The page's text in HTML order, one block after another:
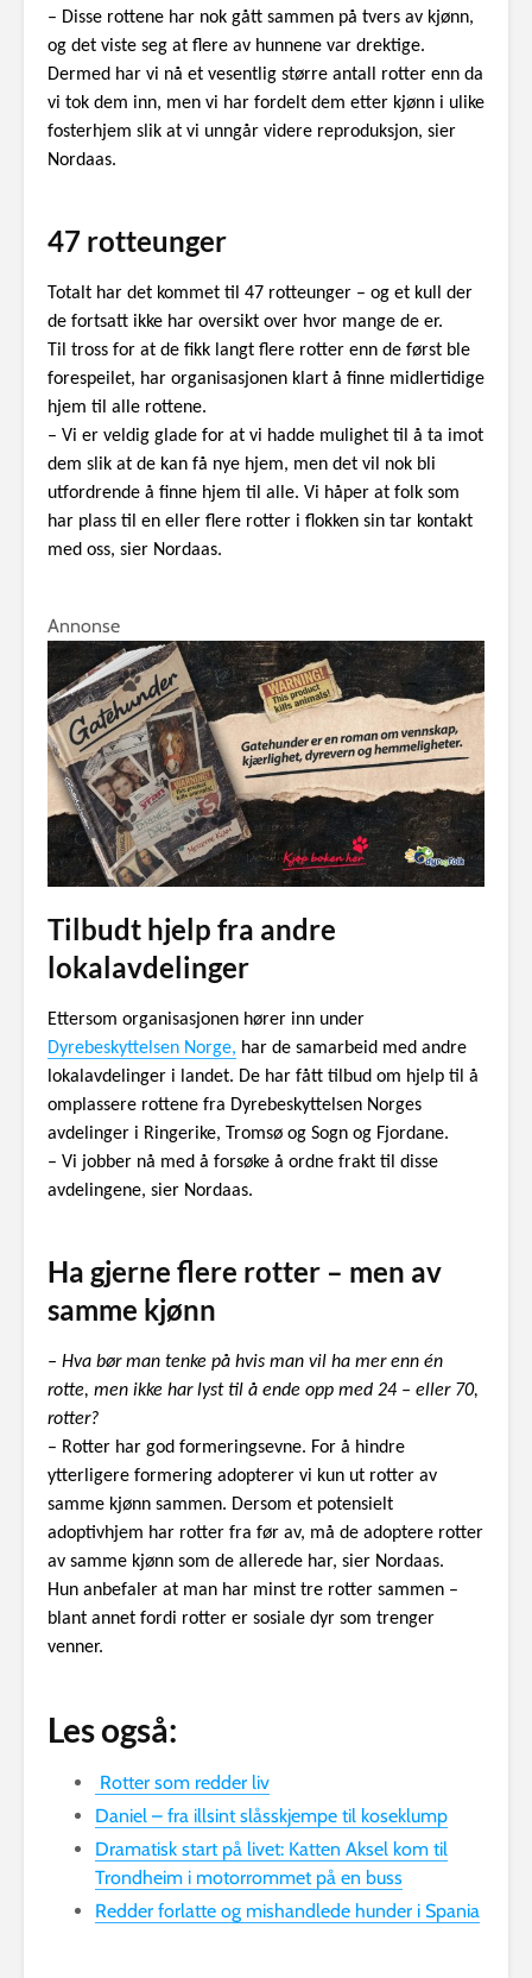
– Disse rottene har nok gått sammen på tvers av kjønn,
og det viste seg at flere av hunnene var drektige.
Dermed har vi nå et vesentlig større antall rotter enn da
vi tok dem inn, men vi har fordelt dem etter kjønn i ulike
fosterhjem slik at vi unngår videre reproduksjon, sier
Nordaas.
47 rotteunger
Totalt har det kommet til 47 rotteunger – og et kull der
de fortsatt ikke har oversikt over hvor mange de er.
Til tross for at de fikk langt flere rotter enn de først ble
forespeilet, har organisasjonen klart å finne midlertidige
hjem til alle rottene.
– Vi er veldig glade for at vi hadde mulighet til å ta imot
dem slik at de kan få nye hjem, men det vil nok bli
utfordrende å finne hjem til alle. Vi håper at folk som
har plass til en eller flere rotter i flokken sin tar kontakt
med oss, sier Nordaas.
Annonse
Tilbudt hjelp fra andre
lokalavdelinger
Ettersom organisasjonen hører inn under
Dyrebeskyttelsen Norge, har de samarbeid med andre
lokalavdelinger i landet. De har fått tilbud om hjelp til å
omplassere rottene fra Dyrebeskyttelsen Norges
avdelinger i Ringerike, Tromsø og Sogn og Fjordane.
– Vi jobber nå med å forsøke å ordne frakt til disse
avdelingene, sier Nordaas.
Ha gjerne flere rotter – men av
samme kjønn
– Hva bør man tenke på hvis man vil ha mer enn én
rotte, men ikke har lyst til å ende opp med 24 – eller 70,
rotter?
– Rotter har god formeringsevne. For å hindre
ytterligere formering adopterer vi kun ut rotter av
samme kjønn sammen. Dersom et potensielt
adoptivhjem har rotter fra før av, må de adoptere rotter
av samme kjønn som de allerede har, sier Nordaas.
Hun anbefaler at man har minst tre rotter sammen –
blant annet fordi rotter er sosiale dyr som trenger
venner.
Les også:
Rotter som redder liv
Daniel – fra illsint slåsskjempe til koseklump
Dramatisk start på livet: Katten Aksel kom til
Trondheim i motorrommet på en buss
Redder forlatte og mishandlede hunder i Spania